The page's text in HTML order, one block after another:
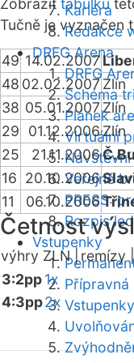
Kariéra
Redakce
DRFG Arena
DRFG
Schéma
Plánek
Virtuální
Veřejné
PRESS:
Rozpis
Vstupenky
Přípravná
Zobrazit tabulku
Tučně je vyznačen
49 14.02.2007
48 02.02.2007Zlín
38 05.01.2007Zlín
29
01.12.2006Zlín
25
21.11.2006
16 20.10.2006
11
06.10.2006
Četnost
výhry ZLN | remízy |
3:2pp1x
4:3pp2x